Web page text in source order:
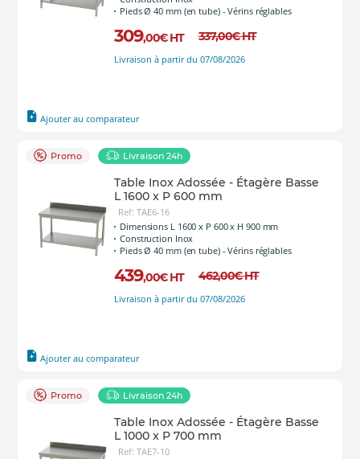
Pieds Ø 40 mm (en tube) - Vérins réglables
309,00€ HT 337,00€HT
Livraison à partir du 07/08/2026
Ajouter au comparateur
Promo Livraison 24h
Table Inox Adossée - Étagère Basse
L 1600 x P 600 mm
Ref: TAE6-16
Dimensions L 1600 x P 600 x H 900 mm
Construction Inox
Pieds Ø 40 mm (en tube) - Vérins réglables
439,00€ HT 462,00€HT
Livraison à partir du 07/08/2026
Ajouter au comparateur
Promo Livraison 24h
Table Inox Adossée - Étagère Basse
L 1000 x P 700 mm
Ref: TAE7-10